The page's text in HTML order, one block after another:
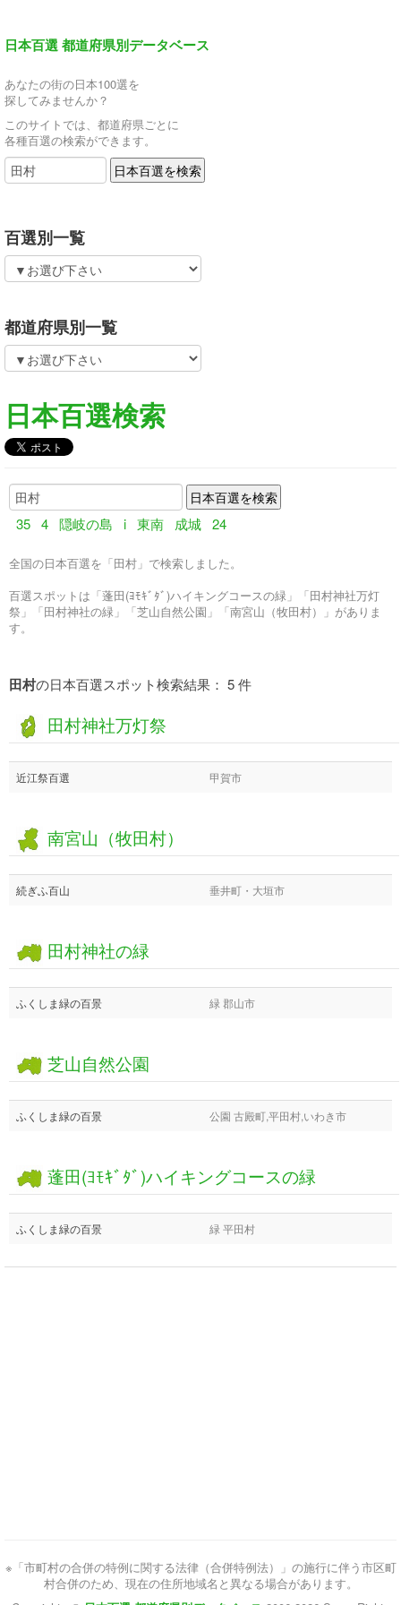
日本百選 都道府県別データベース
あなたの街の日本100選を
探してみませんか？
このサイトでは、都道府県ごとに
各種百選の検索ができます。
百選別一覧
都道府県別一覧
日本百選検索
35 4 隠岐の島 i 東南 成城 24
全国の日本百選を「田村」で検索しました。
百選スポットは「蓬田(ﾖﾓｷﾞﾀﾞ)ハイキングコースの緑」「田村神社万灯
祭」「田村神社の緑」「芝山自然公園」「南宮山（牧田村）」がありま
す。
田村の日本百選スポット検索結果： 5 件
田村神社万灯祭
近江祭百選 甲賀市
南宮山（牧田村）
続ぎふ百山 垂井町・大垣市
田村神社の緑
ふくしま緑の百景 緑 郡山市
芝山自然公園
ふくしま緑の百景 公園 古殿町,平田村,いわき市
蓬田(ﾖﾓｷﾞﾀﾞ)ハイキングコースの緑
ふくしま緑の百景 緑 平田村
※「市町村の合併の特例に関する法律（合併特例法）」の施行に伴う市区町
村合併のため、現在の住所地域名と異なる場合があります。